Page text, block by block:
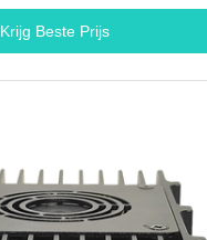
Krijg Beste Prijs